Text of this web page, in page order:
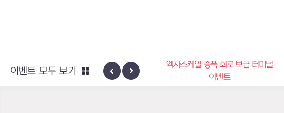
신규 지역 네블론
엑사스케일 증폭 회로 보급 터미널
이벤트
이벤트 모두 보기